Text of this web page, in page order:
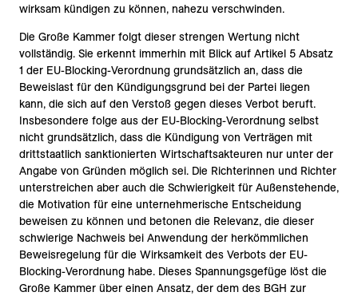
wirksam kündigen zu können, nahezu verschwinden.
Die Große Kammer folgt dieser strengen Wertung nicht
vollständig. Sie erkennt immerhin mit Blick auf Artikel 5 Absatz
1 der EU-Blocking-Verordnung grundsätzlich an, dass die
Beweislast für den Kündigungsgrund bei der Partei liegen
kann, die sich auf den Verstoß gegen dieses Verbot beruft.
Insbesondere folge aus der EU-Blocking-Verordnung selbst
nicht grundsätzlich, dass die Kündigung von Verträgen mit
drittstaatlich sanktionierten Wirtschaftsakteuren nur unter der
Angabe von Gründen möglich sei. Die Richterinnen und Richter
unterstreichen aber auch die Schwierigkeit für Außenstehende,
die Motivation für eine unternehmerische Entscheidung
beweisen zu können und betonen die Relevanz, die dieser
schwierige Nachweis bei Anwendung der herkömmlichen
Beweisregelung für die Wirksamkeit des Verbots der EU-
Blocking-Verordnung habe. Dieses Spannungsgefüge löst die
Große Kammer über einen Ansatz, der dem des BGH zur